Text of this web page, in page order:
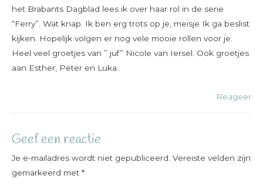
het Brabants Dagblad lees ik over haar rol in de serie
“Ferry”. Wat knap. Ik ben erg trots op je, meisje Ik ga beslist
kijken. Hopelijk volgen er nog vele mooie rollen voor je.
Heel veel groetjes van ” juf” Nicole van Iersel. Ook groetjes
aan Esther, Peter en Luka.
Reageer
Geef een reactie
Je e-mailadres wordt niet gepubliceerd. Vereiste velden zijn
gemarkeerd met *